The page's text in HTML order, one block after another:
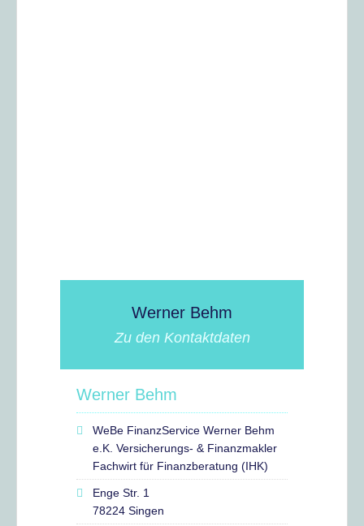
Werner Behm
Zu den Kontaktdaten
Werner Behm
WeBe FinanzService Werner Behm
e.K. Versicherungs- & Finanzmakler
Fachwirt für Finanzberatung (IHK)
Enge Str. 1
78224 Singen